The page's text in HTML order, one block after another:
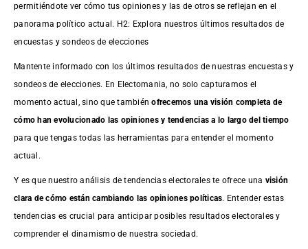
permitiéndote ver cómo tus opiniones y las de otros se reflejan en el
panorama político actual. H2: Explora nuestros últimos resultados de
encuestas y sondeos de elecciones
Mantente informado con los últimos resultados de nuestras encuestasy
sondeos de elecciones. En Electomania, no solo capturamos el
momento actual, sino que tambiénofrecemos una visión completa de
cómo han evolucionado las opiniones y tendencias a lo largo del tiempo
para que tengas todas las herramientas para entender el momento
actual.
Y es que nuestro análisis de tendencias electorales te ofrece una visión
clara de cómo están cambiando las opiniones políticas. Entender estas
tendencias es crucial para anticipar posibles resultados electorales y
comprender el dinamismo de nuestra sociedad.